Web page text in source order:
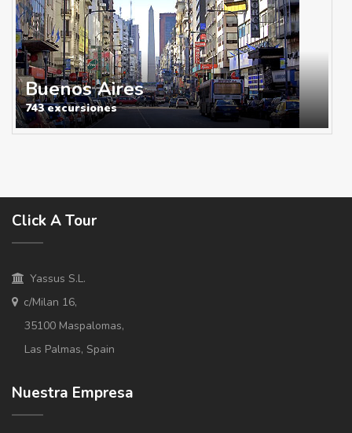
Buenos Aires
743 excursiones
Click A Tour
Yassus S.L.
c/Milan 16,
35100 Maspalomas,
Las Palmas, Spain
Nuestra Empresa